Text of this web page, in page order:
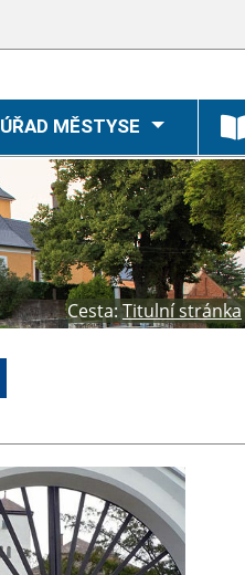
ÚŘAD MĚSTYSE
Cesta: Titulní stránka